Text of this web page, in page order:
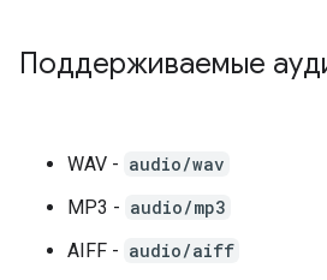
Поддерживаемые
WAV - audio/wav
MP3 - audio/mp3
AIFF - audio/aiff